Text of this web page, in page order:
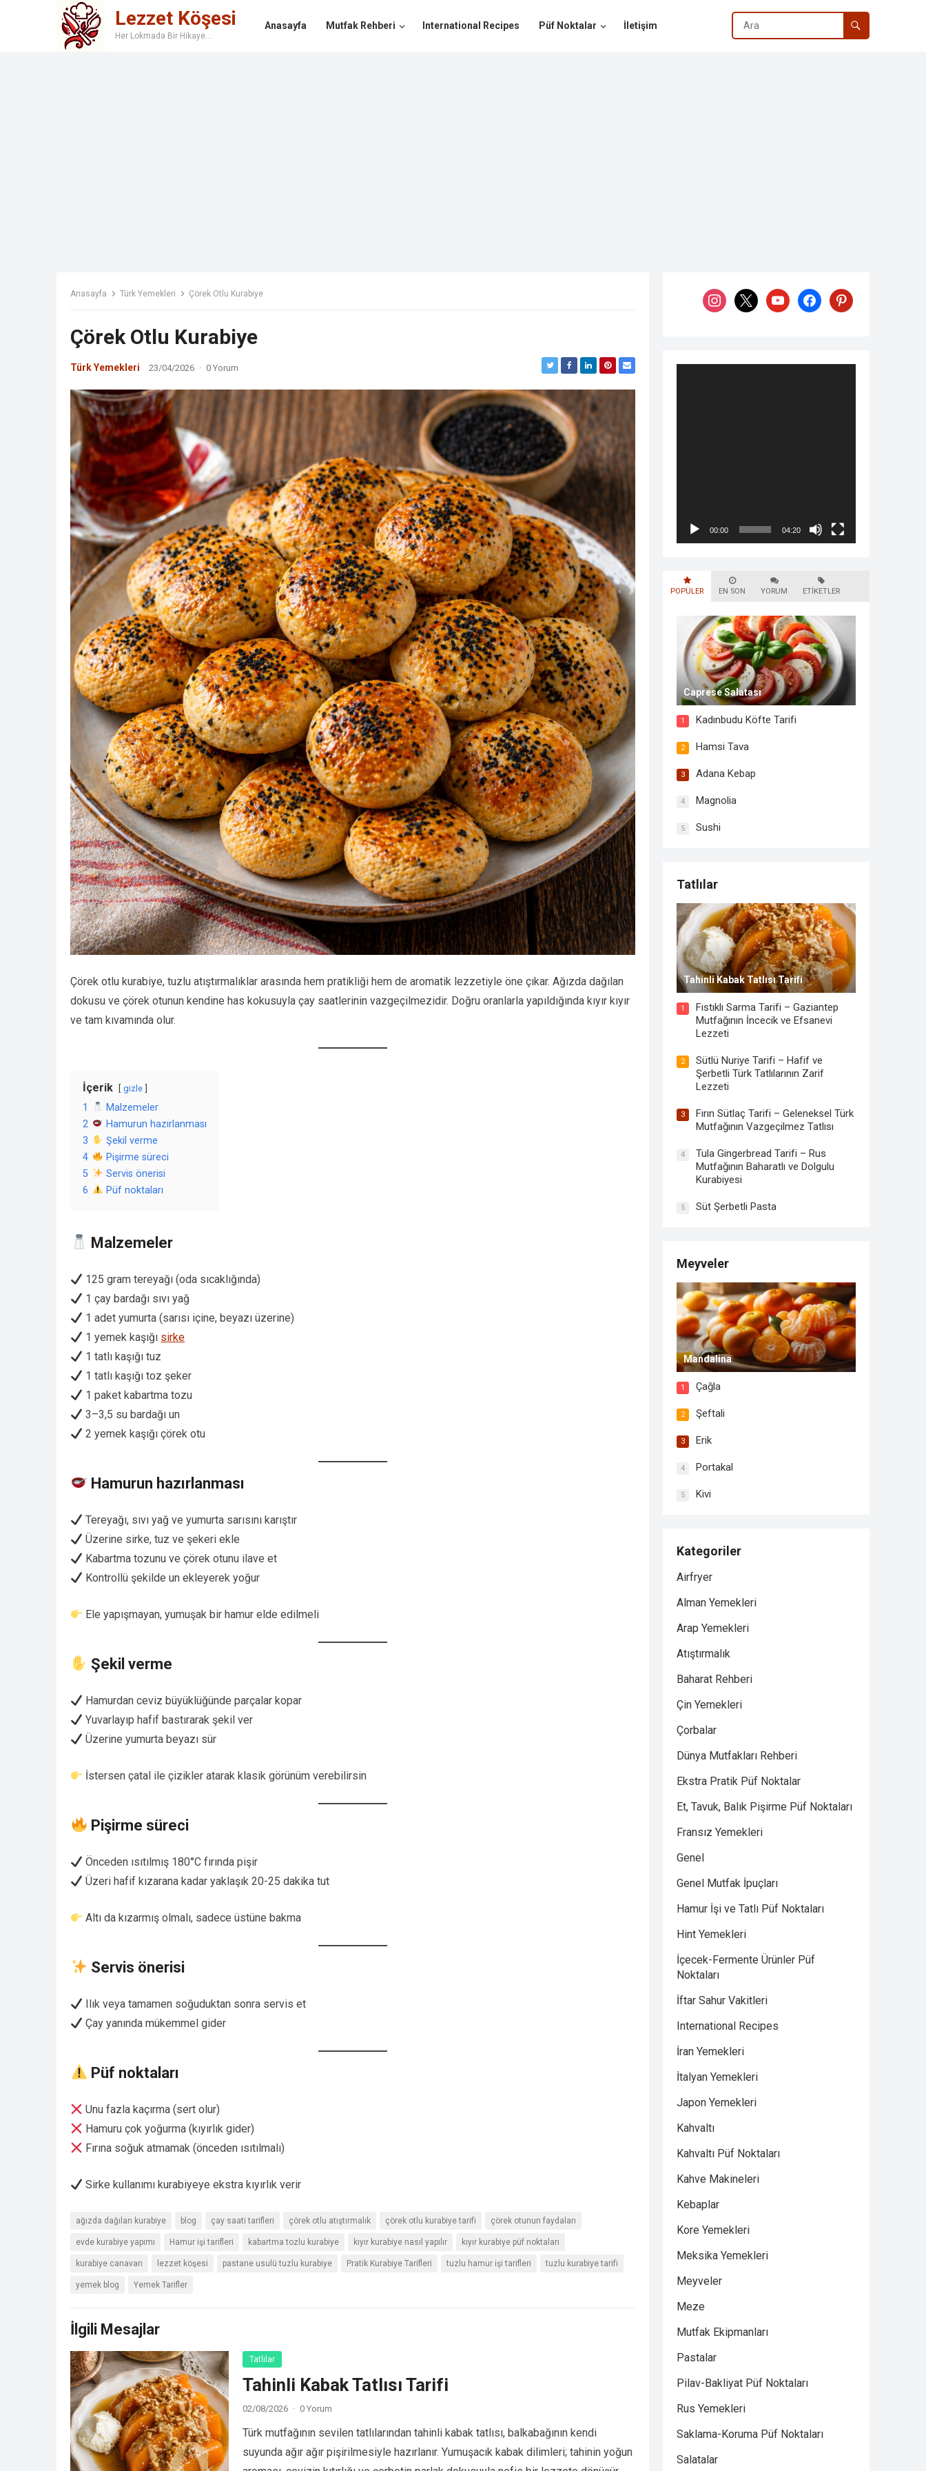
Lezzet Köşesi
Her Lokmada Bir Hikaye…
Anasayfa Mutfak Rehberi International Recipes Püf Noktalar İletişim
Anasayfa Türk Yemekleri Çörek Otlu Kurabiye
Çörek Otlu Kurabiye
Türk Yemekleri 23/04/2026 · 0 Yorum
Çörek otlu kurabiye, tuzlu atıştırmalıklar arasında hem pratikliği hem de aromatik lezzetiyle öne çıkar. Ağızda dağılan
dokusu ve çörek otunun kendine has kokusuyla çay saatlerinin vazgeçilmezidir. Doğru oranlarla yapıldığında kıyır kıyır
ve tam kıvamında olur.
İçerik gizle
1
Malzemeler
2
Hamurun hazırlanması
3
Şekil verme
4
Pişirme süreci
5
Servis önerisi
6
Püf noktaları
Malzemeler
125 gram tereyağı (oda sıcaklığında)
1 çay bardağı sıvı yağ
1 adet yumurta (sarısı içine, beyazı üzerine)
1 yemek kaşığı sirke
1 tatlı kaşığı tuz
1 tatlı kaşığı toz şeker
1 paket kabartma tozu
3–3,5 su bardağı un
2 yemek kaşığı çörek otu
Hamurun hazırlanması
Tereyağı, sıvı yağ ve yumurta sarısını karıştır
Üzerine sirke, tuz ve şekeri ekle
Kabartma tozunu ve çörek otunu ilave et
Kontrollü şekilde un ekleyerek yoğur
Ele yapışmayan, yumuşak bir hamur elde edilmeli
Şekil verme
Hamurdan ceviz büyüklüğünde parçalar kopar
Yuvarlayıp hafif bastırarak şekil ver
Üzerine yumurta beyazı sür
İstersen çatal ile çizikler atarak klasik görünüm verebilirsin
Pişirme süreci
Önceden ısıtılmış 180°C fırında pişir
Üzeri hafif kızarana kadar yaklaşık 20-25 dakika tut
Altı da kızarmış olmalı, sadece üstüne bakma
Servis önerisi
Ilık veya tamamen soğuduktan sonra servis et
Çay yanında mükemmel gider
Püf noktaları
Unu fazla kaçırma (sert olur)
Hamuru çok yoğurma (kıyırlık gider)
Fırına soğuk atmamak (önceden ısıtılmalı)
Sirke kullanımı kurabiyeye ekstra kıyırlık verir
ağızda dağılan kurabiye blog çay saati tarifleri çörek otlu atıştırmalık çörek otlu kurabiye tarifi çörek otunun faydaları
evde kurabiye yapımı Hamur işi tarifleri kabartma tozlu kurabiye kıyır kurabiye nasıl yapılır kıyır kurabiye püf noktaları
kurabiye canavarı lezzet köşesi pastane usulü tuzlu kurabiye Pratik Kurabiye Tarifleri tuzlu hamur işi tarifleri tuzlu kurabiye tarifi
yemek blog Yemek Tarifler
İlgili Mesajlar
Tatlılar
Tahinli Kabak Tatlısı Tarifi
02/08/2026 · 0 Yorum
Türk mutfağının sevilen tatlılarından tahinli kabak tatlısı, balkabağının kendi
suyunda ağır ağır pişirilmesiyle hazırlanır. Yumuşacık kabak dilimleri; tahinin yoğun
instagram
x youtubefacebookpinterest
00:00 04:20
POPÜLER EN SON YORUM ETIKETLER
Caprese Salatası
1 Kadınbudu Köfte Tarifi
2 Hamsi Tava
3 Adana Kebap
4 Magnolia
5 Sushi
Tatlılar
Tahinli Kabak Tatlısı Tarifi
1
Fıstıklı Sarma Tarifi – Gaziantep
Mutfağının İncecik ve Efsanevi
Lezzeti
2
Sütlü Nuriye Tarifi – Hafif ve
Şerbetli Türk Tatlılarının Zarif
Lezzeti
3
Fırın Sütlaç Tarifi – Geleneksel Türk
Mutfağının Vazgeçilmez Tatlısı
4
Tula Gingerbread Tarifi – Rus
Mutfağının Baharatlı ve Dolgulu
Kurabiyesi
5 Süt Şerbetli Pasta
Meyveler
Mandalina
1 Çağla
2 Şeftali
3 Erik
4 Portakal
5 Kivi
Kategoriler
Airfryer
Alman Yemekleri
Arap Yemekleri
Atıştırmalık
Baharat Rehberi
Çin Yemekleri
Çorbalar
Dünya Mutfakları Rehberi
Ekstra Pratik Püf Noktalar
Et, Tavuk, Balık Pişirme Püf Noktaları
Fransız Yemekleri
Genel
Genel Mutfak İpuçları
Hamur İşi ve Tatlı Püf Noktaları
Hint Yemekleri
İçecek-Fermente Ürünler Püf
Noktaları
İftar Sahur Vakitleri
International Recipes
İran Yemekleri
İtalyan Yemekleri
Japon Yemekleri
Kahvaltı
Kahvaltı Püf Noktaları
Kahve Makineleri
Kebaplar
Kore Yemekleri
Meksika Yemekleri
Meyveler
Meze
Mutfak Ekipmanları
Pastalar
Pilav-Bakliyat Püf Noktaları
Rus Yemekleri
Saklama-Koruma Püf Noktaları
Salatalar